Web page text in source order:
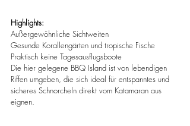
Highlights:
Außergewöhnliche Sichtweiten
Gesunde Korallengärten und tropische Fische
Praktisch keine Tagesausflugsboote
Die hier gelegene BBQ Island ist von lebendigen
Riffen umgeben, die sich ideal für entspanntes und
sicheres Schnorcheln direkt vom Katamaran aus
eignen.